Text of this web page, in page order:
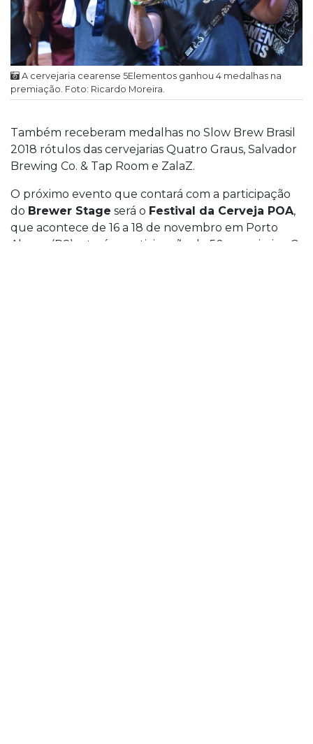
A cervejaria cearense 5Elementos ganhou 4 medalhas na
premiação. Foto: Ricardo Moreira.
Também receberam medalhas no Slow Brew Brasil
2018 rótulos das cervejarias Quatro Graus, Salvador
Brewing Co. & Tap Room e ZalaZ.
O próximo evento que contará com a participação
do Brewer Stage será o Festival da Cerveja POA,
que acontece de 16 a 18 de novembro em Porto
Alegre (RS) e terá a participação de 50 cervejarias. O